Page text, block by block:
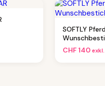
SOFTLY
CHF140